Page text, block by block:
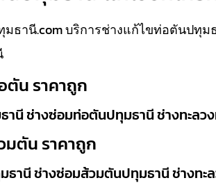
มธานี.com บริการช่างแก้ไขท่อตันป
ตัน ราคาถูก
นี ช่างซ่อมท่อตันปทุมธานี ช่างทะล
มตัน ราคาถูก
านี ช่างซ่อมส้วมตันปทุมธานี ช่างท